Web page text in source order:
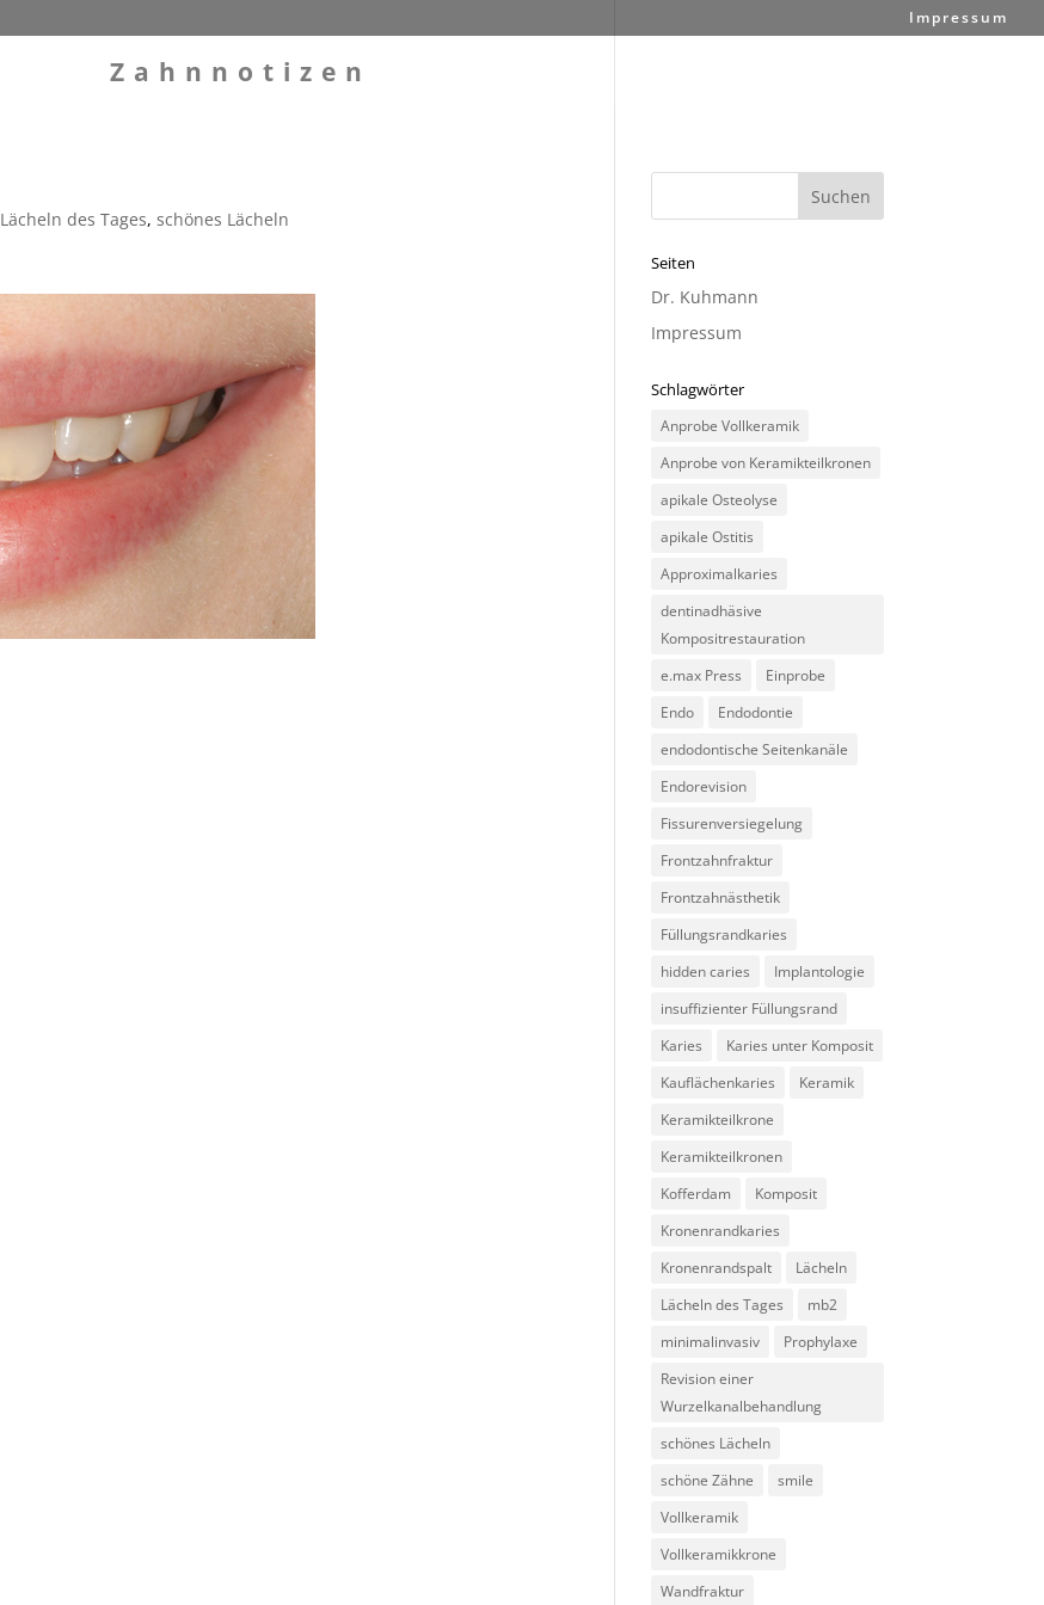
Impressum
Zahnnotizen
Lächeln des Tages,schönes Lächeln
Seiten
Dr. Kuhmann
Impressum
Schlagwörter
Anprobe Vollkeramik
Anprobe von Keramikteilkronen
apikale Osteolyse
apikale Ostitis
Approximalkaries
dentinadhäsive
Kompositrestauration
e.max Press
Einprobe
Endo
Endodontie
endodontische Seitenkanäle
Endorevision
Fissurenversiegelung
Frontzahnfraktur
Frontzahnästhetik
Füllungsrandkaries
hidden caries
Implantologie
insuffizienter Füllungsrand
Karies
Karies unter Komposit
Kauflächenkaries
Keramik
Keramikteilkrone
Keramikteilkronen
Kofferdam
Komposit
Kronenrandkaries
Kronenrandspalt
Lächeln
Lächeln des Tages
mb2
minimalinvasiv
Prophylaxe
Revision einer
Wurzelkanalbehandlung
schönes Lächeln
schöne Zähne
smile
Vollkeramik
Vollkeramikkrone
Wandfraktur